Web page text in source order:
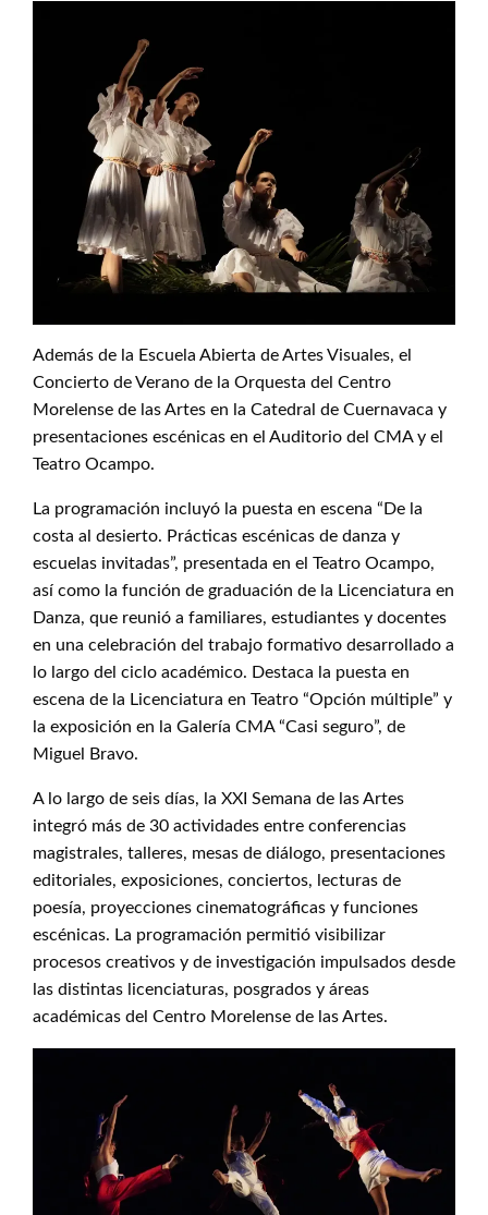
Además de la Escuela Abierta de Artes Visuales, el
Concierto de Verano de la Orquesta del Centro
Morelense de las Artes en la Catedral de Cuernavaca y
presentaciones escénicas en el Auditorio del CMA y el
Teatro Ocampo.
La programación incluyó la puesta en escena “De la
costa al desierto. Prácticas escénicas de danza y
escuelas invitadas”, presentada en el Teatro Ocampo,
así como la función de graduación de la Licenciatura en
Danza, que reunió a familiares, estudiantes y docentes
en una celebración del trabajo formativo desarrollado a
lo largo del ciclo académico. Destaca la puesta en
escena de la Licenciatura en Teatro “Opción múltiple” y
la exposición en la Galería CMA “Casi seguro”, de
Miguel Bravo.
A lo largo de seis días, la XXI Semana de las Artes
integró más de 30 actividades entre conferencias
magistrales, talleres, mesas de diálogo, presentaciones
editoriales, exposiciones, conciertos, lecturas de
poesía, proyecciones cinematográficas y funciones
escénicas. La programación permitió visibilizar
procesos creativos y de investigación impulsados desde
las distintas licenciaturas, posgrados y áreas
académicas del Centro Morelense de las Artes.